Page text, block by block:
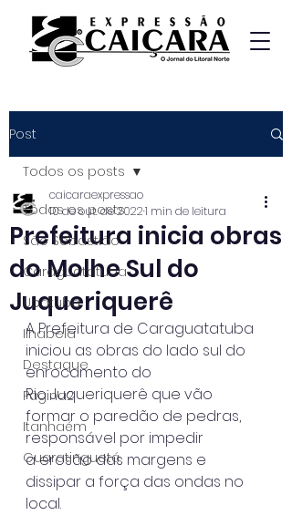
Post
Todos os posts
São Sebastião
Caraguatatuba
Ubatuba
Ilhabela
Destaque
Página2
Itanhaém
Guaratinguetá
Todos os posts
Prefeitura inicia obras
do Molhe Sul do
Juqueriquerê
caicaraexpressao
10 de out. de 20221 min de leitura
A Prefeitura de Caraguatatuba
iniciou as obras do lado sul do
enrocamento do
Rio Juqueriquerê que vão
formar o paredão de pedras,
responsável por impedir
a erosão das margens e
dissipar a força das ondas no
local.